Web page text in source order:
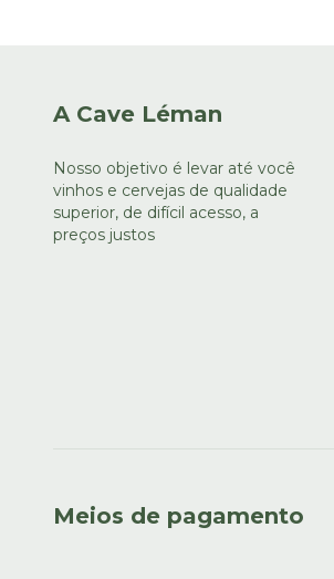
A Cave Léman
Nosso objetivo é levar até você
vinhos e cervejas de qualidade
superior, de difícil acesso, a
preços justos
Meios de pagamento